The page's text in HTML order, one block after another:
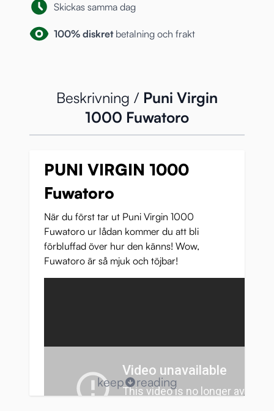
Skickas samma dag
100% diskretbetalning och frakt
Beskrivning / Puni Virgin
1000 Fuwatoro
PUNI VIRGIN 1000
Fuwatoro
När du först tar ut Puni Virgin 1000
Fuwatoro ur lådan kommer du att bli
förbluffad över hur den känns! Wow,
Fuwatoro är så mjuk och töjbar!
keep reading